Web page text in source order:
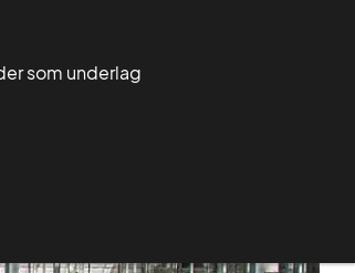
som underlag